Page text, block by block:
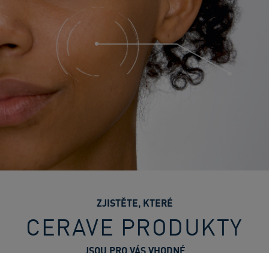
ZJISTĚTE, KTERÉ
CERAVE PRODUKTY
JSOU PRO VÁS VHODNÉ